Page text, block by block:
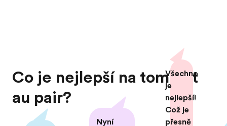
Co je nejlepší na tom být
au pair?
Nyní
Všechno
je
nejlepší!
Což je
přesně